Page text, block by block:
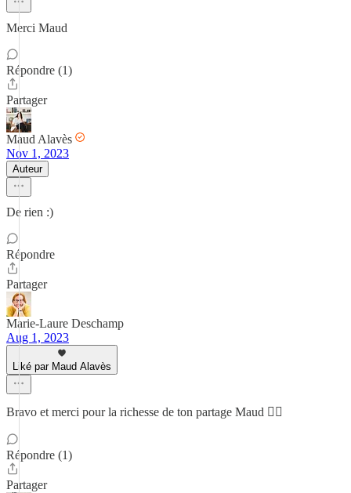
Merci Maud
Répondre (1)
Partager
Maud Alavès
Nov 1, 2023
Auteur
De rien :)
Répondre
Partager
Marie-Laure Deschamp
Aug 1, 2023
Liké par Maud Alavès
Bravo et merci pour la richesse de ton partage Maud 👍🏼
Répondre (1)
Partager